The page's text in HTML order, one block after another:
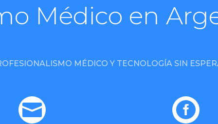
Médico en
MÉDICO Y TECNOLOGÍA SIN
 